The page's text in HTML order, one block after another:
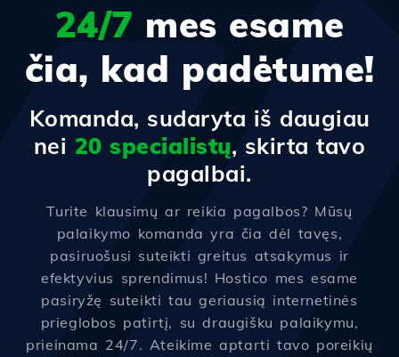
24/7 mes esame
čia, kad padėtume!
Komanda, sudaryta iš daugiau
nei 20 specialistų, skirta tavo
pagalbai.
Turite klausimų ar reikia pagalbos? Mūsų
palaikymo komanda yra čia dėl tavęs,
pasiruošusi suteikti greitus atsakymus ir
efektyvius sprendimus! Hostico mes esame
pasiryžę suteikti tau geriausią internetinės
prieglobos patirtį, su draugišku palaikymu,
prieinama 24/7. Ateikime aptarti tavo poreikių